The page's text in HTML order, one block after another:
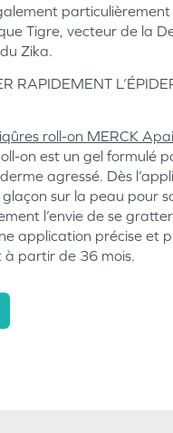
particulièrement
Tigre, vecteur de la
Zika.
RAPIDEMENT
roll-on MERCK
on est un gel formulé
agressé. Dès
sur la peau pour
l’envie de se
application précise et
partir de 36 mois.